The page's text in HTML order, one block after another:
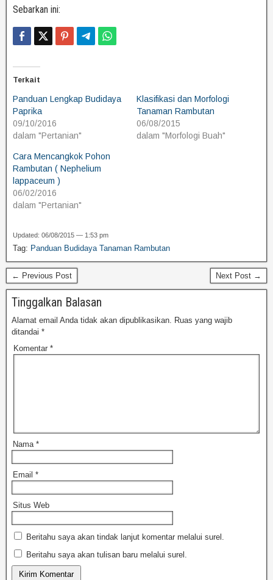
Sebarkan ini:
Terkait
Panduan Lengkap Budidaya
Paprika
09/10/2016
dalam "Pertanian"
Klasifikasi dan Morfologi
Tanaman Rambutan
06/08/2015
dalam "Morfologi Buah"
Cara Mencangkok Pohon
Rambutan ( Nephelium
lappaceum )
06/02/2016
dalam "Pertanian"
Updated: 06/08/2015 — 1:53 pm
Tag: Panduan Budidaya Tanaman Rambutan
← Previous Post Next Post →
Tinggalkan Balasan
Alamat email Anda tidak akan dipublikasikan. Ruas yang wajib
ditandai *
Komentar *
Nama *
Email *
Situs Web
Beritahu saya akan tindak lanjut komentar melalui surel.
Beritahu saya akan tulisan baru melalui surel.